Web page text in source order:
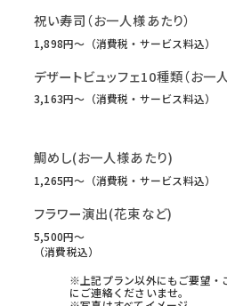
祝い寿司（お一人様あたり）
1,898円〜（消費税・サービス料込）
デザートビュッフェ10種類（お一
3,163円〜（消費税・サービス料込）
鯛めし(お一人様あたり)
1,265円〜（消費税・サービス料込）
フラワー演出(花束など)
5,500円〜
（消費税込）
※上記プラン以外にもご要望・
にご連絡くださいませ。